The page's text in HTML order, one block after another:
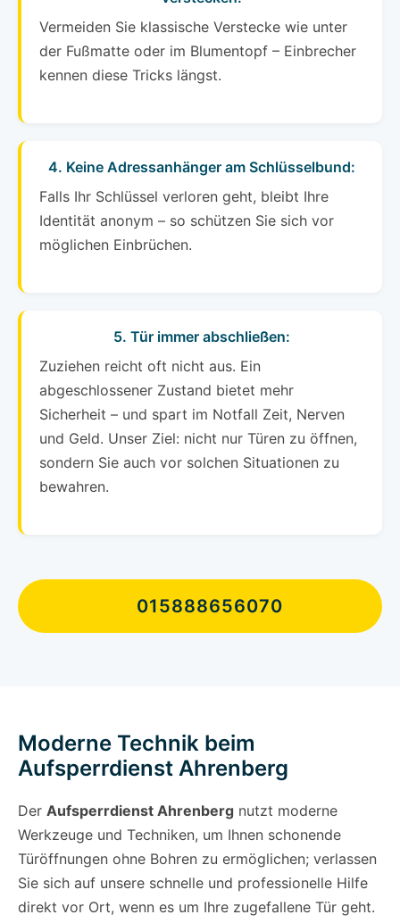
Vermeiden Sie klassische Verstecke wie unter
der Fußmatte oder im Blumentopf – Einbrecher
kennen diese Tricks längst.
4. Keine Adressanhänger am Schlüsselbund:
Falls Ihr Schlüssel verloren geht, bleibt Ihre
Identität anonym – so schützen Sie sich vor
möglichen Einbrüchen.
5. Tür immer abschließen:
Zuziehen reicht oft nicht aus. Ein
abgeschlossener Zustand bietet mehr
Sicherheit – und spart im Notfall Zeit, Nerven
und Geld. Unser Ziel: nicht nur Türen zu öffnen,
sondern Sie auch vor solchen Situationen zu
bewahren.
015888656070
Moderne Technik beim
Aufsperrdienst Ahrenberg
Der Aufsperrdienst Ahrenberg nutzt moderne
Werkzeuge und Techniken, um Ihnen schonende
Türöffnungen ohne Bohren zu ermöglichen; verlassen
Sie sich auf unsere schnelle und professionelle Hilfe
direkt vor Ort, wenn es um Ihre zugefallene Tür geht.